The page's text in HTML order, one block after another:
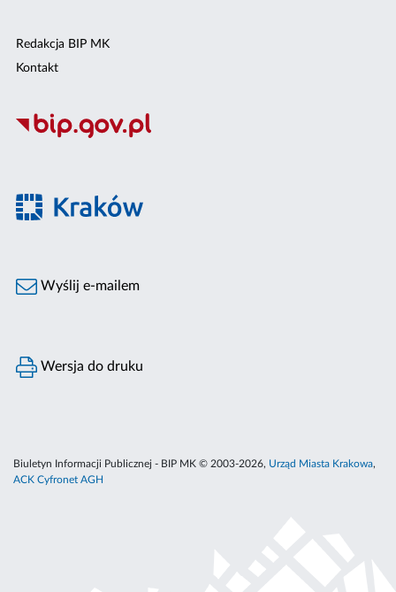
Redakcja BIP MK
Kontakt
Wyślij e-mailem
Wersja do druku
Biuletyn Informacji Publicznej - BIP MK © 2003-2026, Urząd Miasta Krakowa,
ACK Cyfronet AGH